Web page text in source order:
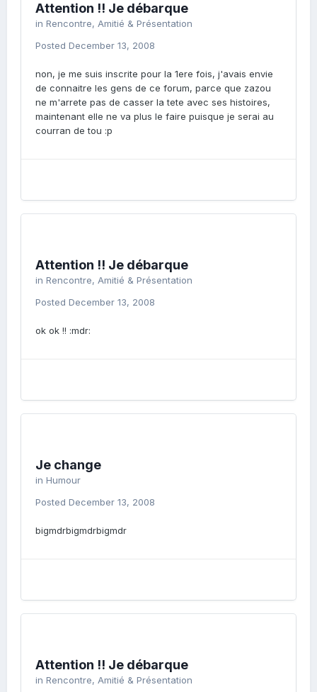
Attention !! Je débarque
in Rencontre, Amitié & Présentation
Posted December 13, 2008
non, je me suis inscrite pour la 1ere fois, j'avais envie
de connaitre les gens de ce forum, parce que zazou
ne m'arrete pas de casser la tete avec ses histoires,
maintenant elle ne va plus le faire puisque je serai au
courran de tou :p
Attention !! Je débarque
in Rencontre, Amitié & Présentation
Posted December 13, 2008
ok ok !! :mdr:
Je change
in Humour
Posted December 13, 2008
bigmdrbigmdrbigmdr
Attention !! Je débarque
in Rencontre, Amitié & Présentation